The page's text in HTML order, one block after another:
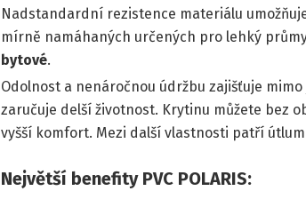
Nadstandardní rezistence materiálu
mírně namáhaných určených pro lehký
bytové.
Odolnost a nenáročnou údržbu zajišťuje
zaručuje delší životnost. Krytinu můžete bez
vyšší komfort. Mezi další vlastnosti patří
Největší benefity PVC POLARIS: